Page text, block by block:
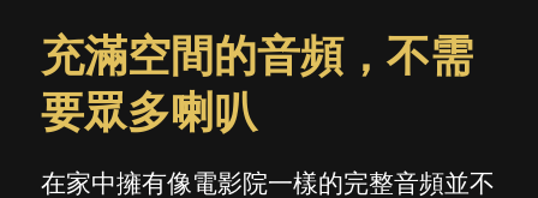
充滿空間的音頻，不需
要眾多喇叭
在家中擁有像電影院一樣的完整音頻並不